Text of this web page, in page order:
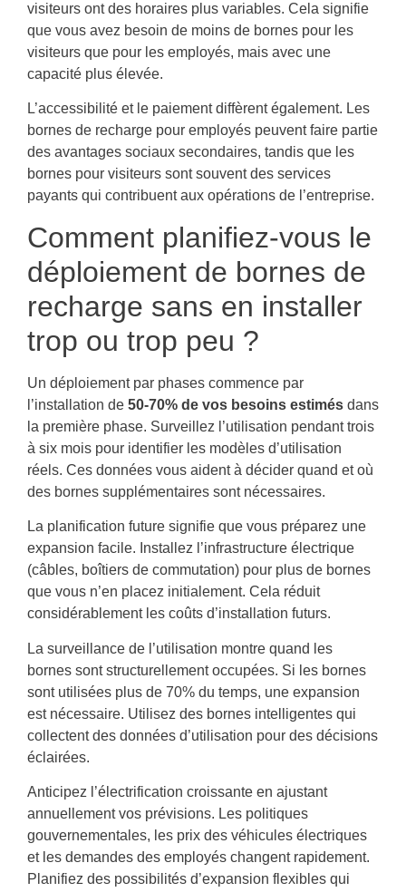
visiteurs ont des horaires plus variables. Cela signifie
que vous avez besoin de moins de bornes pour les
visiteurs que pour les employés, mais avec une
capacité plus élevée.
L’accessibilité et le paiement diffèrent également. Les
bornes de recharge pour employés peuvent faire partie
des avantages sociaux secondaires, tandis que les
bornes pour visiteurs sont souvent des services
payants qui contribuent aux opérations de l’entreprise.
Comment planifiez-vous le
déploiement de bornes de
recharge sans en installer
trop ou trop peu ?
Un déploiement par phases commence par
l’installation de 50-70% de vos besoins estimés dans
la première phase. Surveillez l’utilisation pendant trois
à six mois pour identifier les modèles d’utilisation
réels. Ces données vous aident à décider quand et où
des bornes supplémentaires sont nécessaires.
La planification future signifie que vous préparez une
expansion facile. Installez l’infrastructure électrique
(câbles, boîtiers de commutation) pour plus de bornes
que vous n’en placez initialement. Cela réduit
considérablement les coûts d’installation futurs.
La surveillance de l’utilisation montre quand les
bornes sont structurellement occupées. Si les bornes
sont utilisées plus de 70% du temps, une expansion
est nécessaire. Utilisez des bornes intelligentes qui
collectent des données d’utilisation pour des décisions
éclairées.
Anticipez l’électrification croissante en ajustant
annuellement vos prévisions. Les politiques
gouvernementales, les prix des véhicules électriques
et les demandes des employés changent rapidement.
Planifiez des possibilités d’expansion flexibles qui